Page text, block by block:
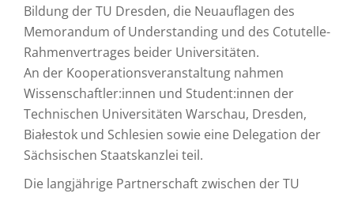
Bildung der TU Dresden, die Neuauflagen des
Memorandum of Understanding und des Cotutelle-
Rahmenvertrages beider Universitäten.
An der Kooperationsveranstaltung nahmen
Wissenschaftler:innen und Student:innen der
Technischen Universitäten Warschau, Dresden,
Białestok und Schlesien sowie eine Delegation der
Sächsischen Staatskanzlei teil.
Die langjährige Partnerschaft zwischen der TU